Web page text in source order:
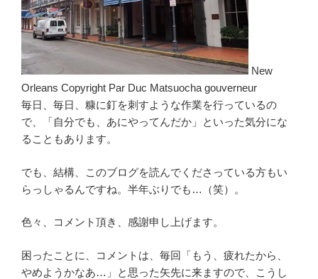
New
Orleans Copyright Par Duc Matsuocha gouverneur
毎日、毎日、糠に釘を刺すような作業を行っているの
で、「自分でも、あにやってんだか」といった気分にな
ることもあります。
でも、結構、このブログを読んでくださっている方もい
らっしゃるんですね。半年ぶりでも…（笑）。
色々、コメント頂き、感謝申し上げます。
困ったことに、コメントは、毎回「もう、疲れたから、
やめようかなあ…」と思った矢先に来ますので、こうし